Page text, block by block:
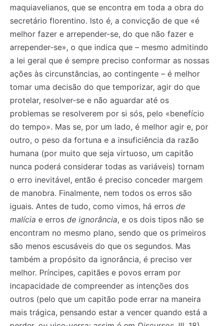
maquiavelianos, que se encontra em toda a obra do
secretário florentino. Isto é, a convicção de que «é
melhor fazer e arrepender-se, do que não fazer e
arrepender-se», o que indica que – mesmo admitindo
a lei geral que é sempre preciso conformar as nossas
ações às circunstâncias, ao contingente – é melhor
tomar uma decisão do que temporizar, agir do que
protelar, resolver-se e não aguardar até os
problemas se resolverem por si sós, pelo «benefício
do tempo». Mas se, por um lado, é melhor agir e, por
outro, o peso da fortuna e a insuficiência da razão
humana (por muito que seja virtuoso, um capitão
nunca poderá considerar todas as variáveis) tornam
o erro inevitável, então é preciso conceder margem
de manobra. Finalmente, nem todos os erros são
iguais. Antes de tudo, como vimos, há erros de
malícia e erros de ignorância, e os dois tipos não se
encontram no mesmo plano, sendo que os primeiros
são menos escusáveis do que os segundos. Mas
também a propósito da ignorância, é preciso ver
melhor. Príncipes, capitães e povos erram por
incapacidade de compreender as intenções dos
outros (pelo que um capitão pode errar na maneira
mais trágica, pensando estar a vencer quando está a